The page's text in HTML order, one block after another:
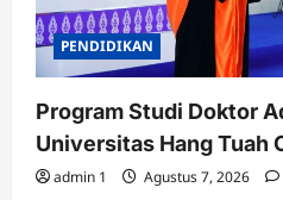
PENDIDIKAN
Program Studi Doktor
Universitas Hang Tuah
admin 1 Agustus 7, 2026